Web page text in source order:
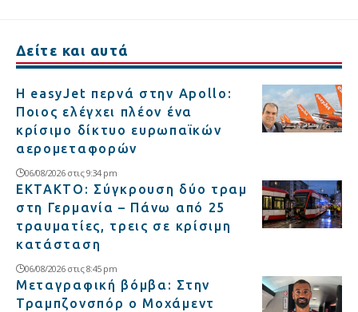
Δείτε και αυτά
Η easyJet περνά στην Apollo:
Ποιος ελέγχει πλέον ένα
κρίσιμο δίκτυο ευρωπαϊκών
αερομεταφορών
06/08/2026 στις 9:34 pm
ΕΚΤΑΚΤΟ: Σύγκρουση δύο τραμ
στη Γερμανία – Πάνω από 25
τραυματίες, τρεις σε κρίσιμη
κατάσταση
06/08/2026 στις 8:45 pm
Μεταγραφική βόμβα: Στην
Τραμπζονσπόρ ο Μοχάμεντ